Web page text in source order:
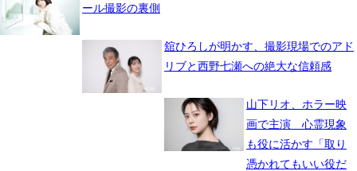
ール撮影の裏側
舘ひろしが明かす、撮影現場でのアド
リブと西野七瀬への絶大な信頼感
山下リオ、ホラー映
画で主演 心霊現象
も役に活かす「取り
憑かれてもいい役だ